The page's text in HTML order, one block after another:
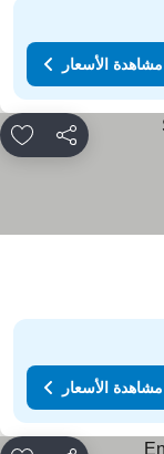
مشاهدة الأسعار
مشاركة
مشاهدة الأسعار